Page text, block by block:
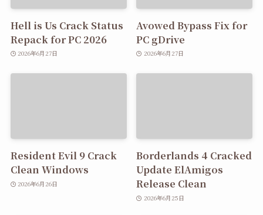
Hell is Us Crack Status
Repack for PC 2026
2026年6月27日
Avowed Bypass Fix for
PC gDrive
2026年6月27日
Resident Evil 9 Crack
Clean Windows
2026年6月26日
Borderlands 4 Cracked
Update ElAmigos
Release Clean
2026年6月25日